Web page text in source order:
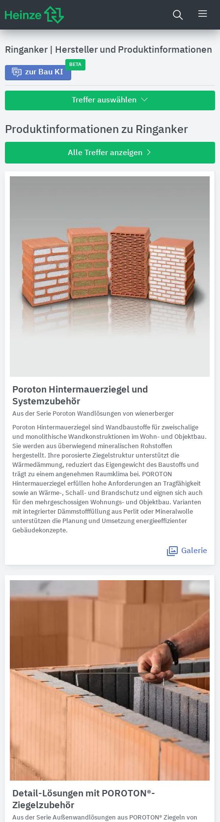
Ringanker Hersteller und Produktinformationen
zur Bau KI
BETA
Treffer auswählen
Hersteller
Ausschreibungstexte
CAD-Details
Architekturobjekte
Expertenprofile
Produktinformationen zu Ringanker
Alle Treffer anzeigen
Poroton Hintermauerziegel und
Systemzubehör
Aus der Serie Poroton Wandlösungen von wienerberger
Poroton Hintermauerziegel sind Wandbaustoffe für zweischalige
und monolithische Wandkonstruktionen im Wohn- und Objektbau.
Sie werden aus überwiegend mineralischen Rohstoffen
hergestellt. Ihre porosierte Ziegelstruktur unterstützt die
Wärmedämmung, reduziert das Eigengewicht des Baustoffs und
trägt zu einem angenehmen Raumklima bei. POROTON
Hintermauerziegel erfüllen hohe Anforderungen an Tragfähigkeit
sowie an Wärme-, Schall- und Brandschutz und eignen sich auch
für den mehrgeschossigen Wohnungs- und Objektbau. Varianten
mit integrierter Dämmstofffüllung aus Perlit oder Mineralwolle
unterstützen die Planung und Umsetzung energieeffizienter
Gebäudekonzepte.
Galerie
Detail-Lösungen mit POROTON®-
Ziegelzubehör
Aus der Serie Außenwandlösungen aus POROTON® Ziegeln von